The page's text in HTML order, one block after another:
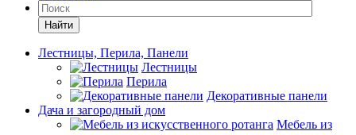
Найти
Лестницы, Перила, Панели
Лестницы
Перила
Декоративные панели
Дача и загородный дом
Мебель из